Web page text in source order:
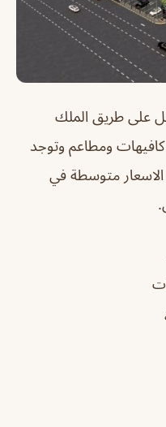
على طريق الملك
كافيهات ومطاعم وتوجد
متوسطة في